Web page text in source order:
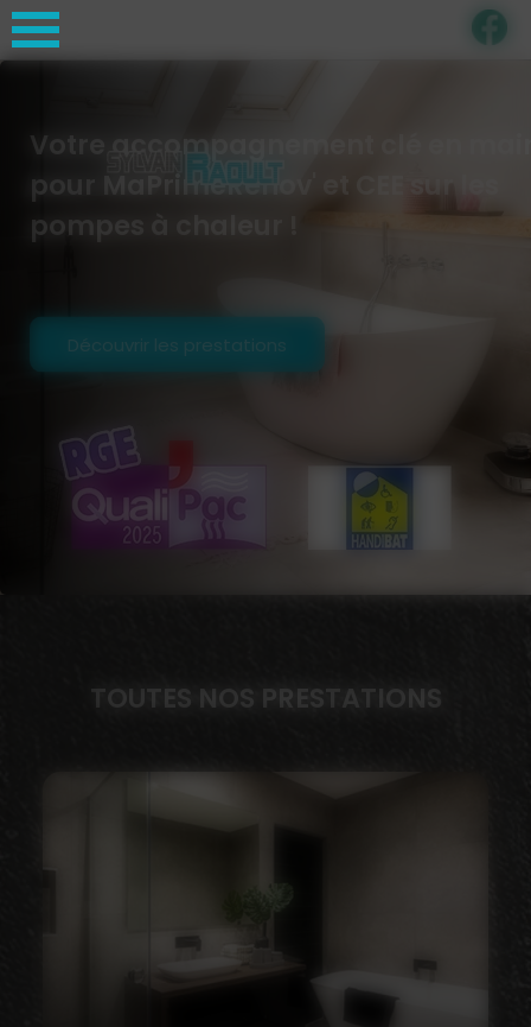
Panneau de gestion des cookies
Votre accompagnement clé en
pour MaPrimeRénov' et CEE sur les
pompes à chaleur !
Découvrir les prestations
TOUTES NOS PRESTATIONS